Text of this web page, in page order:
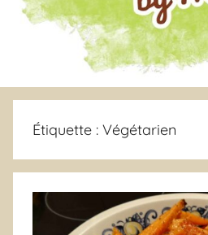
Étiquette : Végétarien